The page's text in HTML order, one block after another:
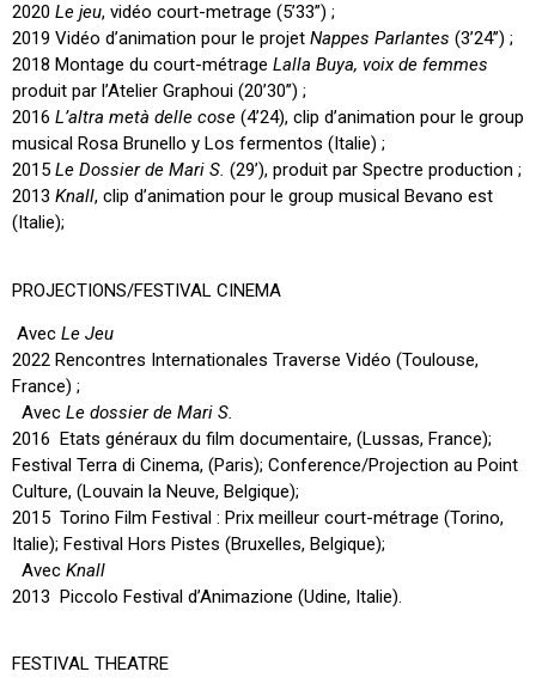
2020 Le jeu, vidéo court-metrage (5’33”) ;
2019 Vidéo d’animation pour le projet Nappes Parlantes (3’24’’) ;
2018 Montage du court-métrage Lalla Buya, voix de femmes
produit par l’Atelier Graphoui (20’30’’) ;
2016 L’altra metà delle cose (4’24), clip d’animation pour le group
musical Rosa Brunello y Los fermentos (Italie) ;
2015 Le Dossier de Mari S. (29’), produit par Spectre production ;
2013 Knall, clip d’animation pour le group musical Bevano est
(Italie);
PROJECTIONS/FESTIVAL CINEMA
Avec Le Jeu
2022 Rencontres Internationales Traverse Vidéo (Toulouse,
France) ;
Avec Le dossier de Mari S.
2016 Etats généraux du film documentaire, (Lussas, France);
Festival Terra di Cinema, (Paris); Conference/Projection au Point
Culture, (Louvain la Neuve, Belgique);
2015 Torino Film Festival : Prix meilleur court-métrage (Torino,
Italie); Festival Hors Pistes (Bruxelles, Belgique);
Avec Knall
2013 Piccolo Festival d’Animazione (Udine, Italie).
FESTIVAL THEATRE